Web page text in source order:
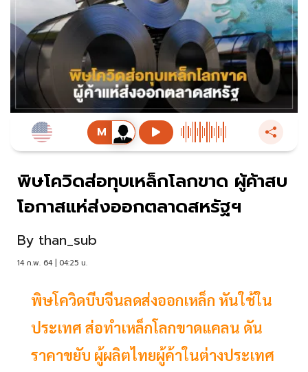
พิษโควิดส่อทุบเหล็กโลกขาด ผู้ค้าสบ
โอกาสแห่ส่งออกตลาดสหรัฐฯ
By than_sub
14 ก.พ. 64 | 04:25 น.
พิษโควิดบีบจีนลดส่งออกเหล็ก หันใช้ใน
ประเทศ ส่อทำเหล็กโลกขาดแคลน ดัน
ราคาขยับ ผู้ผลิตไทยผู้ค้าในต่างประเทศ